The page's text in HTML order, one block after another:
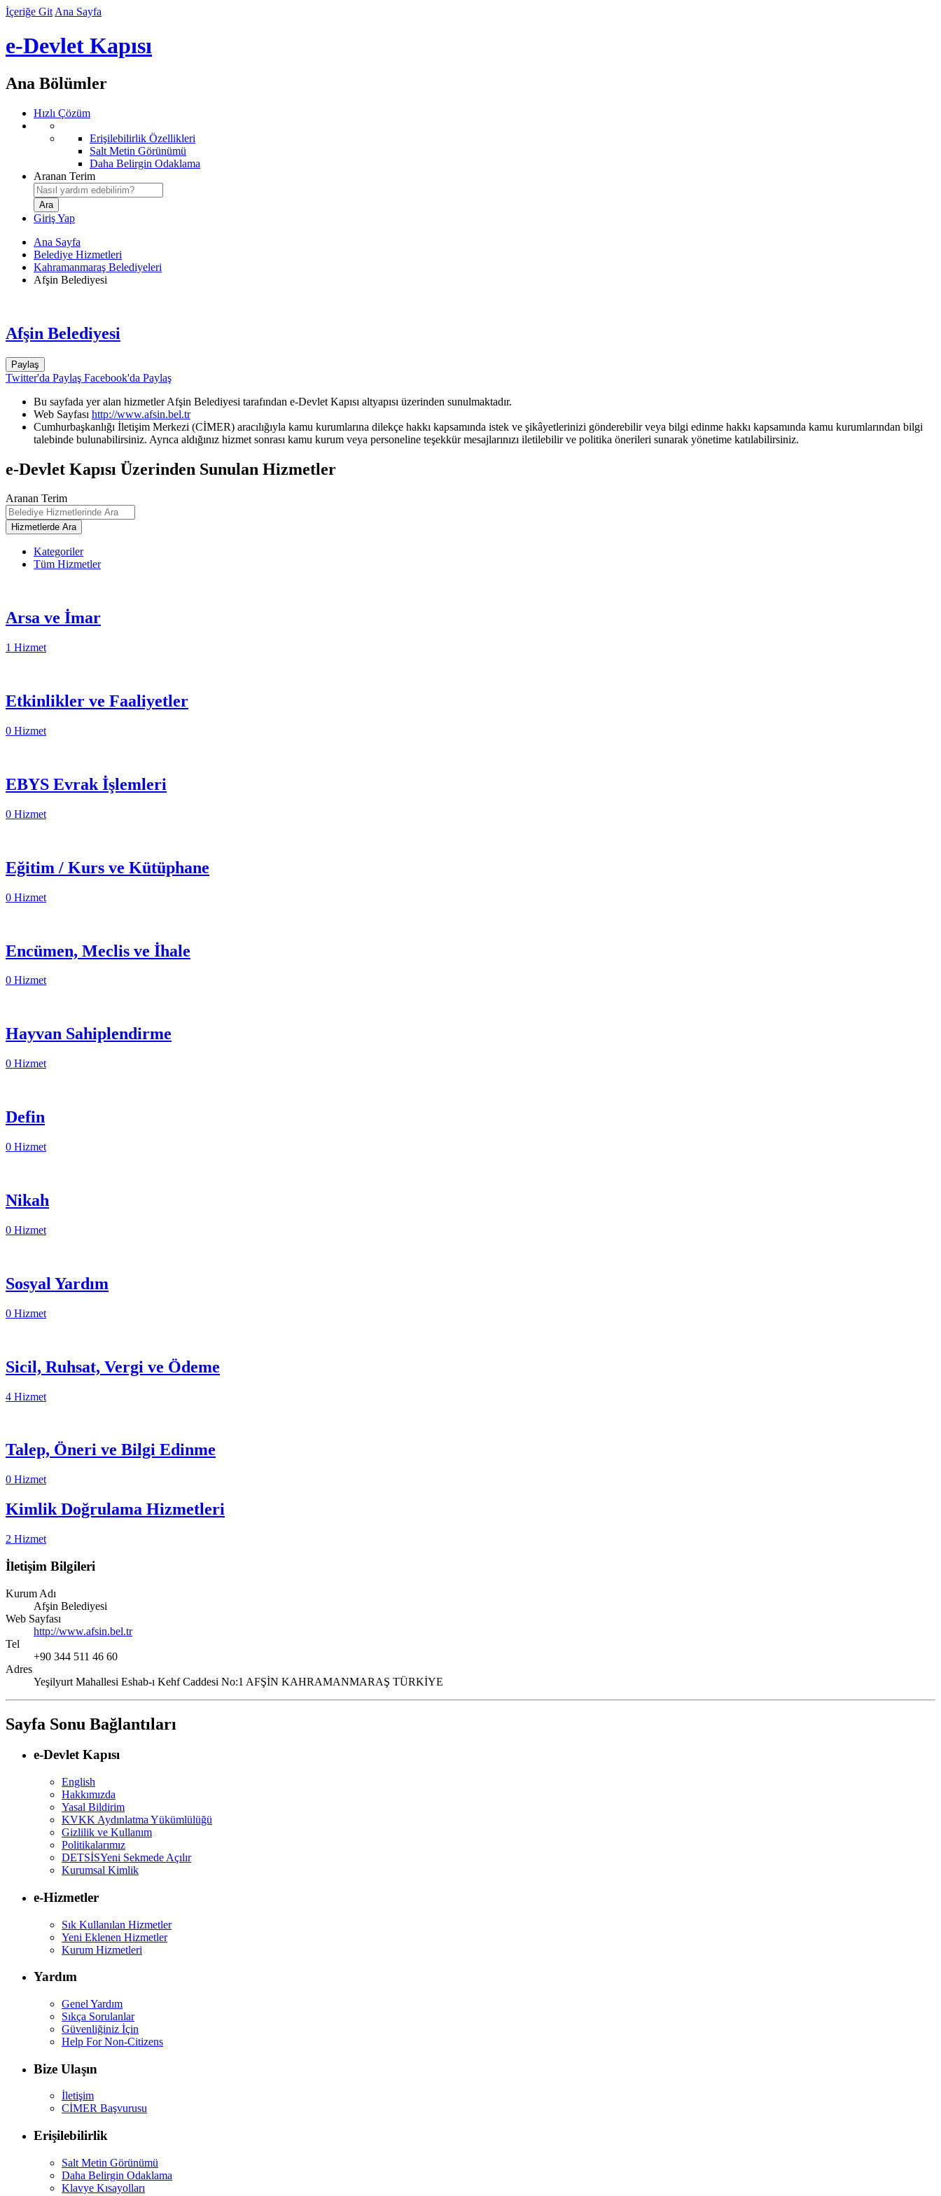
İçeriğe Git Ana Sayfa
e-Devlet Kapısı
Ana Bölümler
Hızlı Çözüm
Erişilebilirlik Özellikleri
Salt Metin Görünümü
Daha Belirgin Odaklama
Aranan Terim
Giriş Yap
Ana Sayfa
Belediye Hizmetleri
Kahramanmaraş Belediyeleri
Afşin Belediyesi
Afşin Belediyesi
Paylaş
Twitter'da Paylaş Facebook'da Paylaş
Bu sayfada yer alan hizmetler Afşin Belediyesi tarafından e-Devlet Kapısı altyapısı üzerinden sunulmaktadır.
Web Sayfası http://www.afsin.bel.tr
Cumhurbaşkanlığı İletişim Merkezi (CİMER) aracılığıyla kamu kurumlarına dilekçe hakkı kapsamında istek ve şikâyetlerinizi gönderebilir veya bilgi edinme hakkı kapsamında kamu kurumlarından bilgi
talebinde bulunabilirsiniz. Ayrıca aldığınız hizmet sonrası kamu kurum veya personeline teşekkür mesajlarınızı iletilebilir ve politika önerileri sunarak yönetime katılabilirsiniz.
e-Devlet Kapısı Üzerinden Sunulan Hizmetler
Aranan Terim
Kategoriler
Tüm Hizmetler
Arsa ve İmar
1 Hizmet
Etkinlikler ve Faaliyetler
0 Hizmet
EBYS Evrak İşlemleri
0 Hizmet
Eğitim / Kurs ve Kütüphane
0 Hizmet
Encümen, Meclis ve İhale
0 Hizmet
Hayvan Sahiplendirme
0 Hizmet
Defin
0 Hizmet
Nikah
0 Hizmet
Sosyal Yardım
0 Hizmet
Sicil, Ruhsat, Vergi ve Ödeme
4 Hizmet
Talep, Öneri ve Bilgi Edinme
0 Hizmet
Kimlik Doğrulama Hizmetleri
2 Hizmet
İletişim Bilgileri
Kurum Adı
Afşin Belediyesi
Web Sayfası
http://www.afsin.bel.tr
Tel
+90 344 511 46 60
Adres
Yeşilyurt Mahallesi Eshab-ı Kehf Caddesi No:1 AFŞİN KAHRAMANMARAŞ TÜRKİYE
Sayfa Sonu Bağlantıları
e-Devlet Kapısı
English
Hakkımızda
Yasal Bildirim
KVKK Aydınlatma Yükümlülüğü
Gizlilik ve Kullanım
Politikalarımız
DETSİSYeni Sekmede Açılır
Kurumsal Kimlik
e-Hizmetler
Sık Kullanılan Hizmetler
Yeni Eklenen Hizmetler
Kurum Hizmetleri
Yardım
Genel Yardım
Sıkça Sorulanlar
Güvenliğiniz İçin
Help For Non-Citizens
Bize Ulaşın
İletişim
CİMER Başvurusu
Erişilebilirlik
Salt Metin Görünümü
Daha Belirgin Odaklama
Klavye Kısayolları